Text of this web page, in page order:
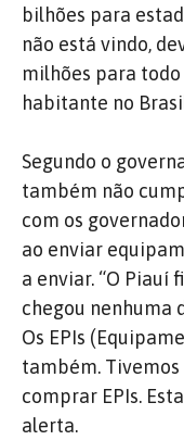
bilhões para
não está vindo,
milhões para todo
habitante no
Segundo o
também não
com os
ao enviar
a enviar. “O Piauí
chegou nenhuma
Os EPIs
também.
comprar EPIs.
alerta.